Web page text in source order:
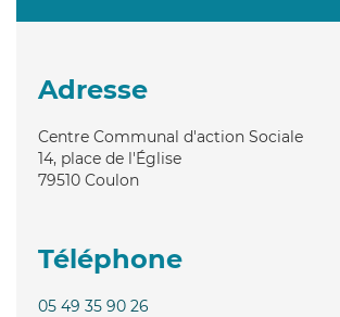
Adresse
Centre Communal d'action Sociale
14, place de l'Église
79510 Coulon
Téléphone
05 49 35 90 26